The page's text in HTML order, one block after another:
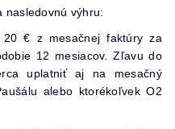
nasledovnú výhru:
€ z mesačnej faktúry za
12 mesiacov. Zľavu do
uplatniť aj na mesačný
alebo ktorékoľvek O2